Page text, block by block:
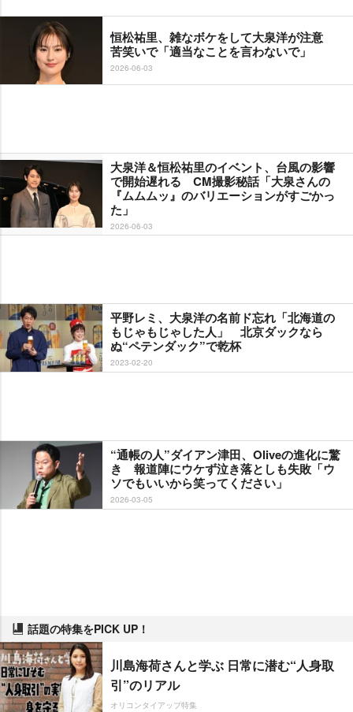
恒松祐里、雑なボケをして大泉洋が注意
苦笑いで「適当なことを言わないで」
2026-06-03
大泉洋＆恒松祐里のイベント、台風の影響
で開始遅れる CM撮影秘話「大泉さんの
『ムムムッ』のバリエーションがすごかっ
た」
2026-06-03
平野レミ、大泉洋の名前ド忘れ「北海道の
もじゃもじゃした人」 北京ダックなら
ぬ“ペテンダック”で乾杯
2023-02-20
“通帳の人”ダイアン津田、Oliveの進化に驚
き 報道陣にウケず泣き落としも失敗「ウ
ソでもいいから笑ってください」
2026-03-05
話題の特集をPICK UP！
川島海荷さんと学ぶ 日常に潜む“人身取
引”のリアル
オリコンタイアップ特集